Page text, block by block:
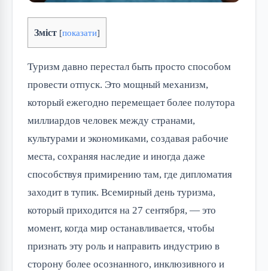
Зміст [показати]
Туризм давно перестал быть просто способом
провести отпуск. Это мощный механизм,
который ежегодно перемещает более полутора
миллиардов человек между странами,
культурами и экономиками, создавая рабочие
места, сохраняя наследие и иногда даже
способствуя примирению там, где дипломатия
заходит в тупик. Всемирный день туризма,
который приходится на 27 сентября, — это
момент, когда мир останавливается, чтобы
признать эту роль и направить индустрию в
сторону более осознанного, инклюзивного и